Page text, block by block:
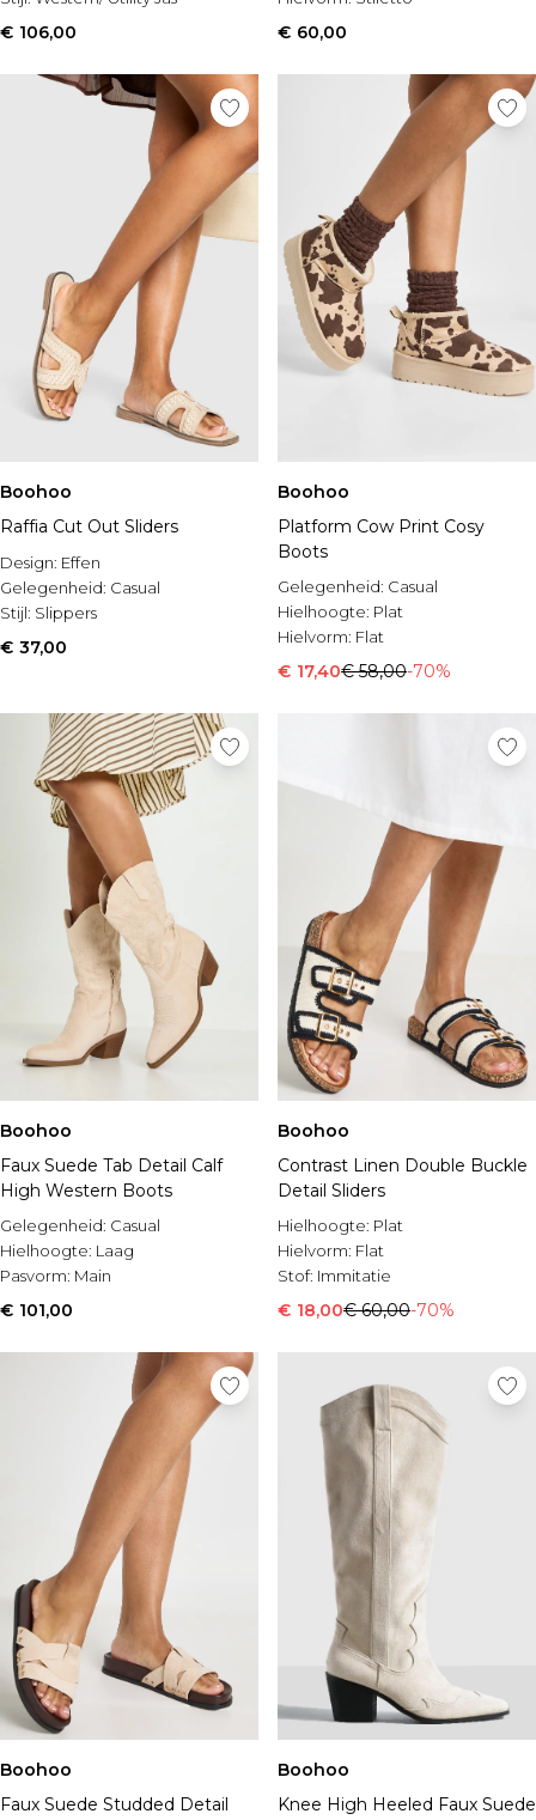
€ 106,00 € 60,00
Boohoo
Raffia Cut Out Sliders
Design: Effen
Gelegenheid: Casual
Stijl: Slippers
€ 37,00
Boohoo
Platform Cow Print Cosy
Boots
Gelegenheid: Casual
Hielhoogte: Plat
Hielvorm: Flat
€ 17,40€ 58,00-70%
Boohoo
Faux Suede Tab Detail Calf
High Western Boots
Gelegenheid: Casual
Hielhoogte: Laag
Pasvorm: Main
€ 101,00
Boohoo
Contrast Linen Double Buckle
Detail Sliders
Hielhoogte: Plat
Hielvorm: Flat
Stof: Immitatie
€ 18,00€ 60,00-70%
Boohoo
Faux Suede Studded Detail
Boohoo
Knee High Heeled Faux Suede